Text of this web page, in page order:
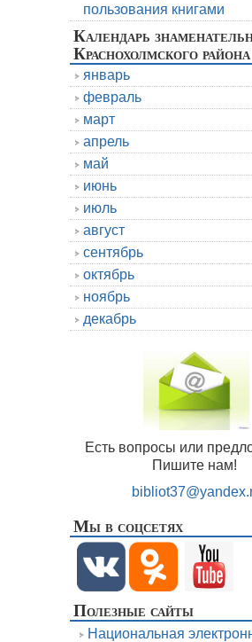
пользования книгами
Календарь
Краснохолмского района
январь
февраль
март
апрель
май
июнь
июль
август
сентябрь
октябрь
ноябрь
декабрь
Есть вопросы или
Пишите нам!
Мы в соцсетях
Полезные сайты
Национальная